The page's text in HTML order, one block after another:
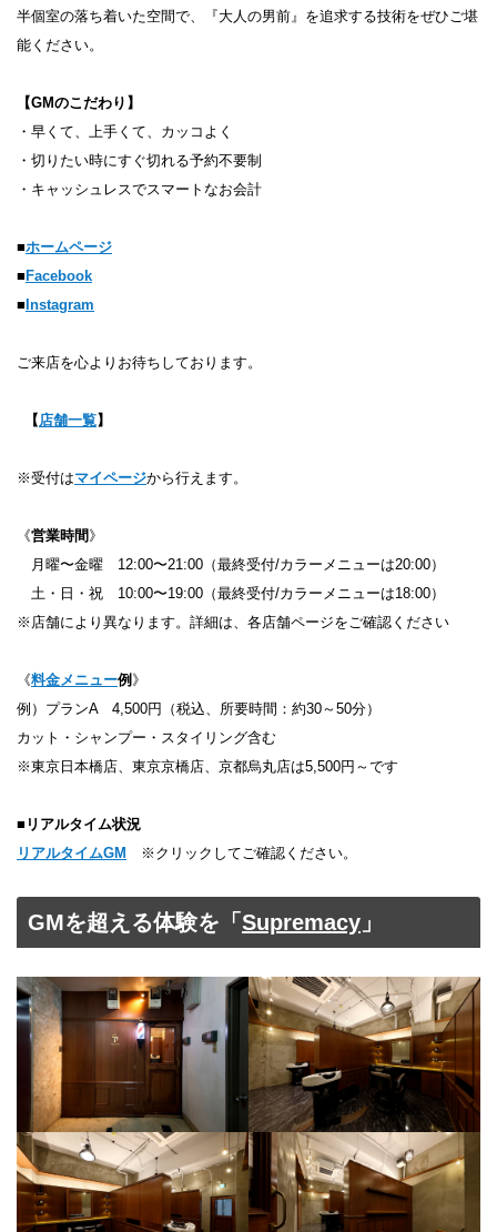
半個室の落ち着いた空間で、『大人の男前』を追求する技術をぜひご堪
能ください。
【GMのこだわり】
・早くて、上手くて、カッコよく
・切りたい時にすぐ切れる予約不要制​
・キャッシュレスでスマートなお会計
■ホームページ
■ Facebook
■ Instagram
ご来店を心よりお待ちしております。
【店舗一覧】
※受付はマイページから行えます。
《営業時間 》
月曜〜金曜 12:00〜21:00（最終受付/カラーメニューは20:00）
土・日・祝 10:00〜19:00（最終受付/カラーメニューは18:00）
※店舗により異なります。詳細は、各店舗ページをご確認ください
《料金メニュー例 》
例）プランA 4,500円（税込、所要時間：約30～50分）
カット・シャンプー・スタイリング含む
※東京日本橋店、東京京橋店、京都烏丸店は5,500円～です
■ リアルタイム状況
リアルタイムGM
※クリックしてご確認ください。
GMを超える体験を「 Supremacy 」